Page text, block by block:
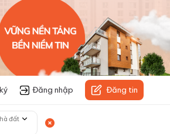
Đăng nhập Đăng tin
đất